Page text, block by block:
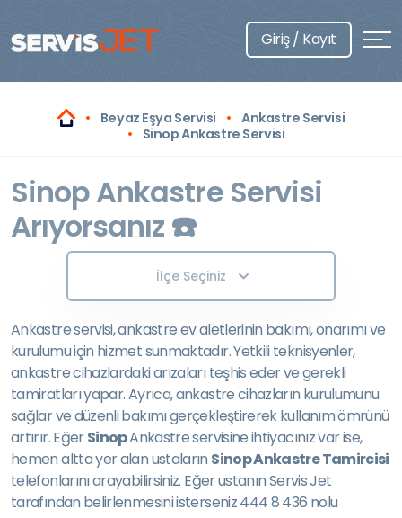
Giriş / Kayıt
Beyaz Eşya Servisi
Ankastre Servisi
Sinop Ankastre Servisi
Sinop Ankastre Servisi
Arıyorsanız ☎️
İlçe Seçiniz
Ankastre servisi, ankastre ev aletlerinin bakımı, onarımı ve
kurulumu için hizmet sunmaktadır. Yetkili teknisyenler,
ankastre cihazlardaki arızaları teşhis eder ve gerekli
tamiratları yapar. Ayrıca, ankastre cihazların kurulumunu
sağlar ve düzenli bakımı gerçekleştirerek kullanım ömrünü
artırır. EğerSinopAnkastre servisine ihtiyacınız var ise,
hemen altta yer alan ustaların Sinop Ankastre Tamircisi
telefonlarını arayabilirsiniz. Eğer ustanın Servis Jet
tarafından belirlenmesini isterseniz 444 8 436 nolu